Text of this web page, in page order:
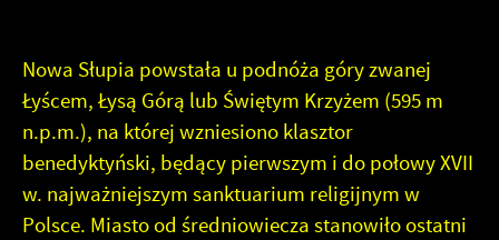
Nowa Słupia powstała u podnóża góry zwanej
Łyścem, Łysą Górą lub Świętym Krzyżem (595 m
n.p.m.), na której wzniesiono klasztor
benedyktyński, będący pierwszym i do połowy XVII
w. najważniejszym sanktuarium religijnym w
Polsce. Miasto od średniowiecza stanowiło ostatni
mogą pojawić się na stronach podmiotów trzecich lub firm
będących naszymi partnerami oraz innych dostawców
usług. Firmy te działają w charakterze pośredników
prezentujących nasze treści w postaci wiadomości, ofert,
komunikatów mediów społecznościowych.